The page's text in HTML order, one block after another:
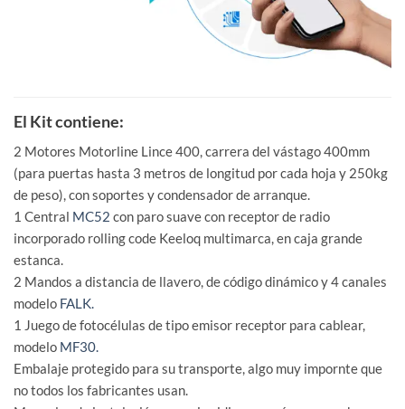
El Kit contiene:
2 Motores Motorline Lince 400, carrera del vástago 400mm
(para puertas hasta 3 metros de longitud por cada hoja y 250kg
de peso), con soportes y condensador de arranque.
1 Central MC52 con paro suave con receptor de radio
incorporado rolling code Keeloq multimarca, en caja grande
estanca.
2 Mandos a distancia de llavero, de código dinámico y 4 canales
modelo FALK.
1 Juego de fotocélulas de tipo emisor receptor para cablear,
modelo MF30.
Embalaje protegido para su transporte, algo muy impornte que
no todos los fabricantes usan.